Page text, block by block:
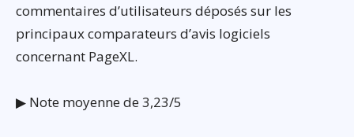
commentaires d’utilisateurs déposés sur les
principaux comparateurs d’avis logiciels
concernant PageXL.
▶ Note moyenne de 3,23/5